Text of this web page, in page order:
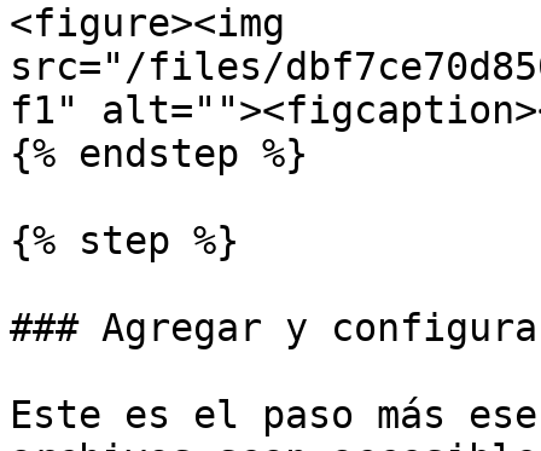
<figure><img
src="/files/
f1"
{% endstep %}
{% step %}
### Agregar y
Este es el paso más